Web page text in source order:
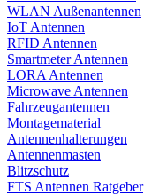
WLAN Außenantennen
IoT Antennen
RFID Antennen
Smartmeter Antennen
LORA Antennen
Microwave Antennen
Fahrzeugantennen
Montagematerial
Antennenhalterungen
Antennenmasten
Blitzschutz
FTS Antennen Ratgeber